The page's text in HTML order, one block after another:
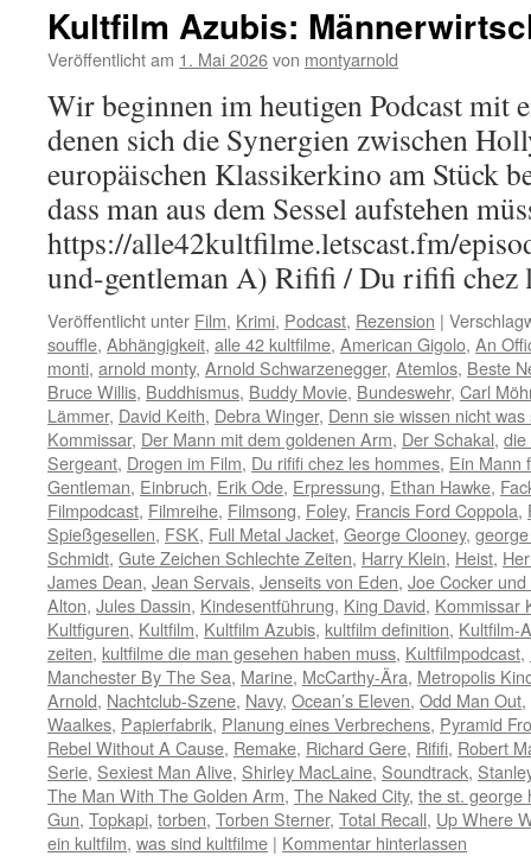
Kultfilm Azubis:
Veröffentlicht am 1. Mai 2026von montyarnold
Wir beginnen im heutigen Podcast mit
denen sich die Synergien zwischen
europäischen Klassikerkino am Stück
dass man aus dem Sessel aufstehen
https://alle42kultfilme.letscast.fm/
und-gentleman A) Rififi / Du rififi
Veröffentlicht unter Film, Krimi, Podcast, Rezension |
souffle, Abhängigkeit, alle 42 kultfilme, American Gigolo, An
monti, arnold monty, Arnold Schwarzenegger, Atemlos, Beste
Bruce Willis, Buddhismus, Buddy Movie, Bundeswehr, Carl
Lämmer, David Keith, Debra Winger, Denn sie wissen nicht was
Kommissar, Der Mann mit dem goldenen Arm, Der Schakal, die
Sergeant, Drogen im Film, Du rififi chez les hommes, Ein Mann
Gentleman, Einbruch, Erik Ode, Erpressung, Ethan Hawke,
Filmpodcast, Filmreihe, Filmsong, Foley, Francis Ford Coppola,
Spießgesellen, FSK, Full Metal Jacket, George Clooney,
Schmidt, Gute Zeichen Schlechte Zeiten, Harry Klein, Heist,
James Dean, Jean Servais, Jenseits von Eden, Joe Cocker
Alton, Jules Dassin, Kindesentführung, King David, Kommissar
Kultfiguren, Kultfilm, Kultfilm Azubis, kultfilm definition, Kultfilm-
zeiten, kultfilme die man gesehen haben muss, Kultfilmpodcast,
Manchester By The Sea, Marine, McCarthy-Ära, Metropolis
Arnold, Nachtclub-Szene, Navy, Ocean’s Eleven, Odd Man Out,
Waalkes, Papierfabrik, Planung eines Verbrechens, Pyramid
Rebel Without A Cause, Remake, Richard Gere, Rififi, Robert
Serie, Sexiest Man Alive, Shirley MacLaine, Soundtrack,
The Man With The Golden Arm, The Naked City, the st. george
Gun, Topkapi, torben, Torben Sterner, Total Recall, Up Where
ein kultfilm, was sind kultfilme | Kommentar hinterlassen